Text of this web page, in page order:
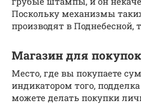
Поскольку механизмы
производят в Поднебесной,
Магазин для
Место, где вы покупаете
индикатором того,
можете делать покупки